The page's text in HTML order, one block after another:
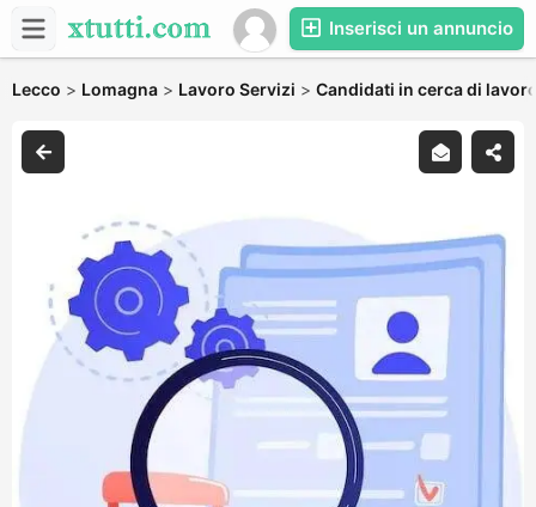
Inserisci un annuncio
Lecco > Lomagna > Lavoro Servizi > Candidati in cerca di